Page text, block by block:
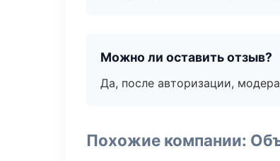
Можно ли оставить отзыв?
Да, после авторизации,
Похожие компании: